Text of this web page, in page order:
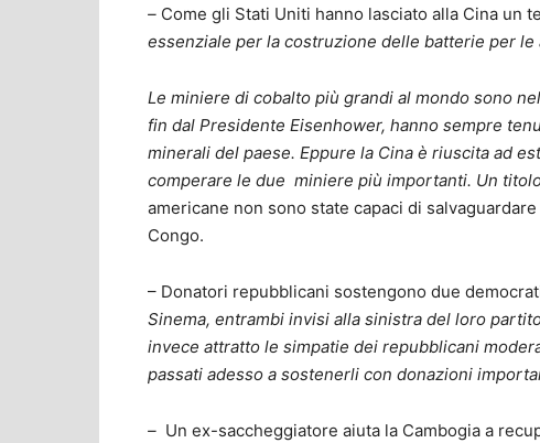
– Come gli Stati Uniti hanno lasciato alla Cina un
essenziale per la costruzione delle batterie per
Le miniere di cobalto più grandi al mondo sono
fin dal Presidente Eisenhower, hanno sempre
minerali del paese. Eppure la Cina è riuscita ad
comperare le due miniere più importanti. Un
americane non sono state capaci di
Congo.
– Donatori repubblicani sostengono due
Sinema, entrambi invisi alla sinistra del loro
invece attratto le simpatie dei repubblicani
passati adesso a sostenerli con donazioni
– Un ex-saccheggiatore aiuta la Cambogia a